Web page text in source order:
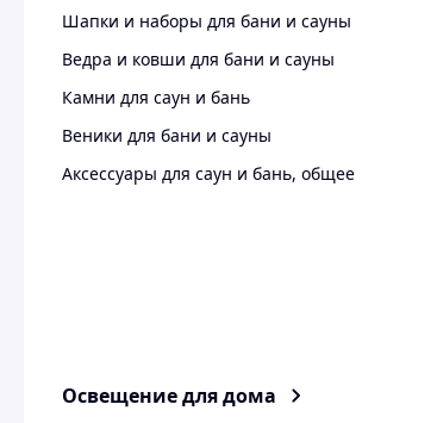
Шапки и наборы для бани и сауны
Ведра и ковши для бани и сауны
Камни для саун и бань
Веники для бани и сауны
Аксессуары для саун и бань, общее
Освещение для дома